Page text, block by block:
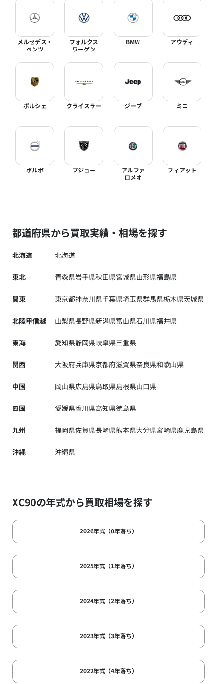
メルセデス・
ベンツ
フォルクス
ワーゲン
BMW アウディ
ポルシェ クライスラー ジープ ミニ
ボルボ プジョー
アルファ
ロメオ
フィアット
都道府県から買取実績・相場を探す
北海道 北海道
東北 青森県岩手県秋田県宮城県山形県福島県
関東 東京都神奈川県千葉県埼玉県群馬県栃木県茨城県
北陸甲信越 山梨県長野県新潟県富山県石川県福井県
東海 愛知県静岡県岐阜県三重県
関西 大阪府兵庫県京都府滋賀県奈良県和歌山県
中国 岡山県広島県鳥取県島根県山口県
四国 愛媛県香川県高知県徳島県
九州 福岡県佐賀県長崎県熊本県大分県宮崎県鹿児島県
沖縄 沖縄県
XC90の年式から買取相場を探す
2026年式（0年落ち）
2025年式（1年落ち）
2024年式（2年落ち）
2023年式（3年落ち）
2022年式（4年落ち）